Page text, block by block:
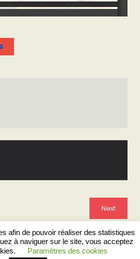
Next
afin de pouvoir réaliser des statistiques
à naviguer sur le site, vous acceptez
Paramètres des cookies